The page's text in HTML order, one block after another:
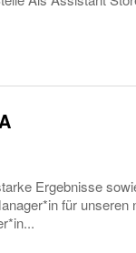
Ergebnisse
für unseren